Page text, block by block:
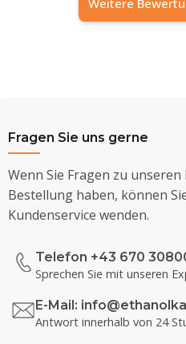
Fragen Sie uns gerne
Wenn Sie Fragen zu
Bestellung haben, können
Kundenservice wenden.
Telefon +43 670
Sprechen Sie mit unseren
E-Mail:
Antwort innerhalb von 24